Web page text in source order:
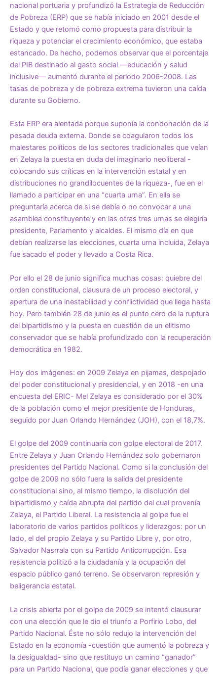
nacional portuaria y profundizó la Estrategia de Reducción
de Pobreza (ERP) que se había iniciado en 2001 desde el
Estado y que retomó como propuesta para distribuir la
riqueza y potenciar el crecimiento económico, que estaba
estancado. De hecho, podemos observar que el porcentaje
del PIB destinado al gasto social —educación y salud
inclusive— aumentó durante el periodo 2006-2008. Las
tasas de pobreza y de pobreza extrema tuvieron una caída
durante su Gobierno.
Esta ERP era alentada porque suponía la condonación de la
pesada deuda externa. Donde se coagularon todos los
malestares políticos de los sectores tradicionales que veían
en Zelaya la puesta en duda del imaginario neoliberal -
colocando sus críticas en la intervención estatal y en
distribuciones no grandilocuentes de la riqueza-, fue en el
llamado a participar en una “cuarta urna”. En ella se
preguntaría acerca de si se debía o no convocar a una
asamblea constituyente y en las otras tres urnas se elegiría
presidente, Parlamento y alcaldes. El mismo día en que
debían realizarse las elecciones, cuarta urna incluida, Zelaya
fue sacado el poder y llevado a Costa Rica.
Por ello el 28 de junio significa muchas cosas: quiebre del
orden constitucional, clausura de un proceso electoral, y
apertura de una inestabilidad y conflictividad que llega hasta
hoy. Pero también 28 de junio es el punto cero de la ruptura
del bipartidismo y la puesta en cuestión de un elitismo
conservador que se había profundizado con la recuperación
democrática en 1982.
Hoy dos imágenes: en 2009 Zelaya en pijamas, despojado
del poder constitucional y presidencial, y en 2018 -en una
encuesta del ERIC- Mel Zelaya es considerado por el 30%
de la población como el mejor presidente de Honduras,
seguido por Juan Orlando Hernández (JOH), con el 18,7%.
El golpe del 2009 continuaría con golpe electoral de 2017.
Entre Zelaya y Juan Orlando Hernández solo gobernaron
presidentes del Partido Nacional. Como si la conclusión del
golpe de 2009 no sólo fuera la salida del presidente
constitucional sino, al mismo tiempo, la disolución del
bipartidismo y caída abrupta del partido del cual provenía
Zelaya, el Partido Liberal. La resistencia al golpe fue el
laboratorio de varios partidos políticos y liderazgos: por un
lado, el del propio Zelaya y su Partido Libre y, por otro,
Salvador Nasrrala con su Partido Anticorrupción. Esa
resistencia politizó a la ciudadanía y la ocupación del
espacio público ganó terreno. Se observaron represión y
beligerancia estatal.
La crisis abierta por el golpe de 2009 se intentó clausurar
con una elección que le dio el triunfo a Porfirio Lobo, del
Partido Nacional. Éste no sólo redujo la intervención del
Estado en la economía -cuestión que aumentó la pobreza y
la desigualdad- sino que restituyo un camino “ganador”
para un Partido Nacional, que podía ganar elecciones y que